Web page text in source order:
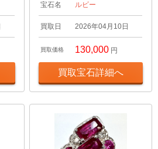
宝石名 ルビー
買取日 2026年04月10日
買取価格 130,000 円
買取宝石詳細へ